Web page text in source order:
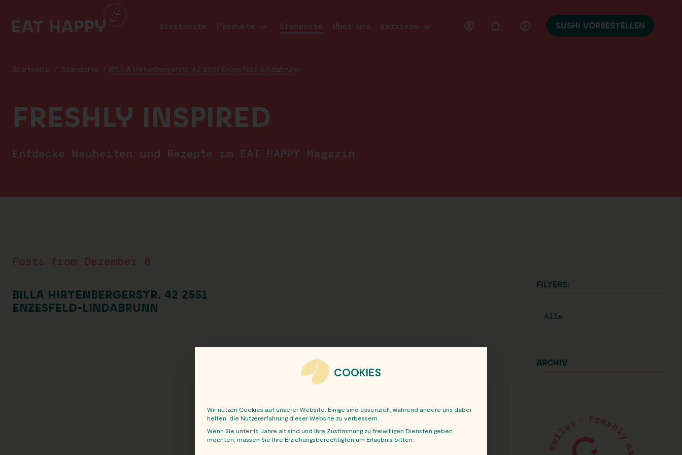
MAIN
Startseite Produkte Standorte Über uns Karriere SUSHI VORBESTELLEN
Startseite / Standorte / BILLA Hirtenbergerstr. 42 2551 Enzesfeld-Lindabrunn
FRESHLY INSPIRED
Entdecke Neuheiten und Rezepte im EAT HAPPY Magazin
Posts from Dezember 0
BILLA HIRTENBERGERSTR. 42 2551
ENZESFELD-LINDABRUNN
FILTERS:
Alle
ARCHIV
COOKIES
Wir nutzen Cookies auf unserer Website. Einige sind essenziell, während andere uns dabei
helfen, die Nutzererfahrung dieser Website zu verbessern.
Wenn Sie unter 16 Jahre alt sind und Ihre Zustimmung zu freiwilligen Diensten geben
möchten, müssen Sie Ihre Erziehungsberechtigten um Erlaubnis bitten.